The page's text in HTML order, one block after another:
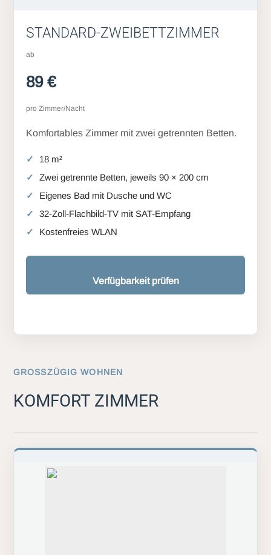
STANDARD-ZWEIBETTZIMMER
ab
89 €
pro Zimmer/Nacht
Komfortables Zimmer mit zwei getrennten Betten.
18 m²
Zwei getrennte Betten, jeweils 90 × 200 cm
Eigenes Bad mit Dusche und WC
32-Zoll-Flachbild-TV mit SAT-Empfang
Kostenfreies WLAN
Verfügbarkeit prüfen
GROSSZÜGIG WOHNEN
KOMFORT ZIMMER